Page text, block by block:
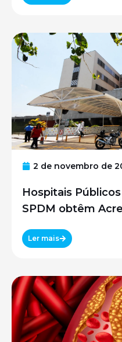
2 de novembro de
Hospitais
SPDM obtêm
Ler mais